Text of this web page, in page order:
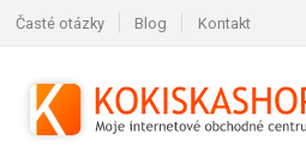
Časté otázky Blog Kontakt